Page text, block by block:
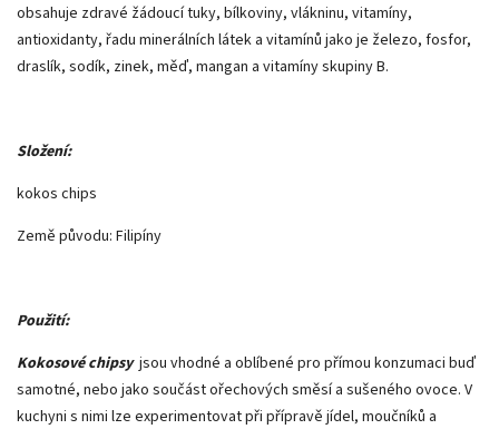
obsahuje zdravé žádoucí tuky, bílkoviny, vlákninu, vitamíny,
antioxidanty, řadu minerálních látek a vitamínů jako je železo, fosfor,
draslík, sodík, zinek, měď, mangan a vitamíny skupiny B.
Složení:
kokos chips
Země původu: Filipíny
Použití:
Kokosové chipsy jsou vhodné a oblíbené pro přímou konzumaci buď
samotné, nebo jako součást ořechových směsí a sušeného ovoce. V
kuchyni s nimi lze experimentovat při přípravě jídel, moučníků a